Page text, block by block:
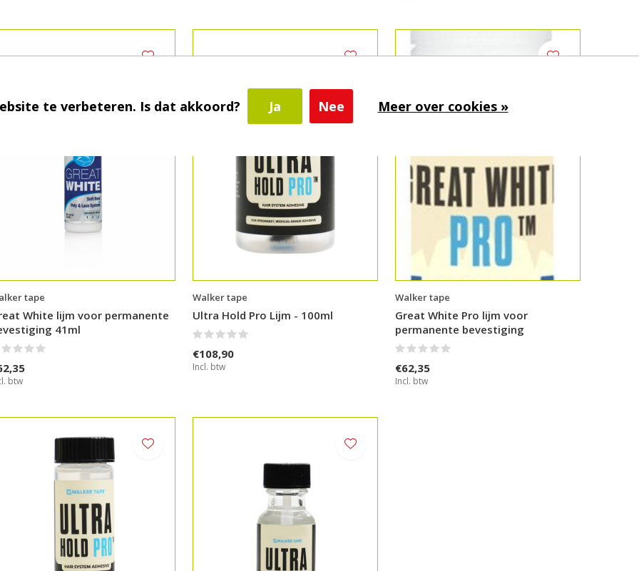
tape
White lijm voor permanente
41ml
btw
Walker tape
Ultra Hold Pro Lijm - 100ml
€108,90
Incl. btw
Walker tape
Great White Pro lijm voor
permanente bevestiging
€62,35
Incl. btw
te verbeteren. Is dat akkoord? Ja Nee Meer over cookies »